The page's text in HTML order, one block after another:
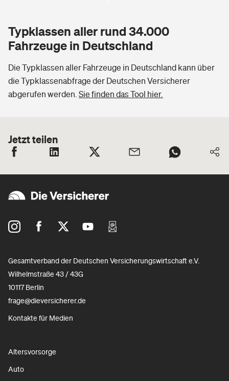
Typklassen aller rund 34.000
Fahrzeuge in Deutschland
Die Typklassen aller Fahrzeuge in Deutschland kann über
die Typklassenabfrage der Deutschen Versicherer
abgerufen werden. Sie finden das Tool hier.
Jetzt teilen
Gesamtverband der Deutschen Versicherungswirtschaft e.V.
Wilhelmstraße 43 / 43G
10117 Berlin
frage@dieversicherer.de
Kontakte für Medien
Altersvorsorge
Auto